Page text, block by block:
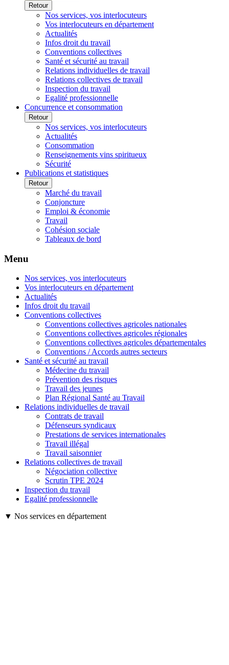
Retour
Nos services, vos interlocuteurs
Vos interlocuteurs en département
Actualités
Infos droit du travail
Conventions collectives
Santé et sécurité au travail
Relations individuelles de travail
Relations collectives de travail
Inspection du travail
Egalité professionnelle
Concurrence et consommation
Retour
Nos services, vos interlocuteurs
Actualités
Consommation
Renseignements vins spiritueux
Sécurité
Publications et statistiques
Retour
Marché du travail
Conjoncture
Emploi & économie
Travail
Cohésion sociale
Tableaux de bord
Menu
Nos services, vos interlocuteurs
Vos interlocuteurs en département
Actualités
Infos droit du travail
Conventions collectives
Conventions collectives agricoles nationales
Conventions collectives agricoles régionales
Conventions collectives agricoles départementales
Conventions / Accords autres secteurs
Santé et sécurité au travail
Médecine du travail
Prévention des risques
Travail des jeunes
Plan Régional Santé au Travail
Relations individuelles de travail
Contrats de travail
Défenseurs syndicaux
Prestations de services internationales
Travail illégal
Travail saisonnier
Relations collectives de travail
Négociation collective
Scrutin TPE 2024
Inspection du travail
Egalité professionnelle
▼ Nos services en département